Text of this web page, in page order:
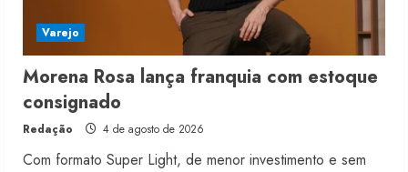
Varejo
Morena Rosa lança franquia com estoque
consignado
Redação 4 de agosto de 2026
Com formato Super Light, de menor investimento e sem